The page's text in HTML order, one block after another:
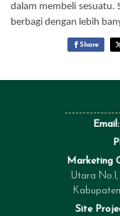
dalam membeli sesuatu.
berbagi dengan lebih
Share
Email:
Marketing
Utara
Site